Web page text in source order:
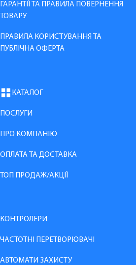
ГАРАНТІЇ ТА ПРАВИЛА ПОВЕРНЕННЯ
ТОВАРУ
ПРАВИЛА КОРИСТУВАННЯ ТА
ПУБЛІЧНА ОФЕРТА
КАТАЛОГ
ПОСЛУГИ
ПРО КОМПАНІЮ
ОПЛАТА ТА ДОСТАВКА
ТОП ПРОДАЖ/АКЦІЇ
КОНТРОЛЕРИ
ЧАСТОТНІ ПЕРЕТВОРЮВАЧІ
АВТОМАТИ ЗАХИСТУ